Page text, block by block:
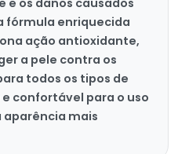
os danos causados
fórmula enriquecida
ação antioxidante,
a pele contra os
todos os tipos de
confortável para o uso
mais